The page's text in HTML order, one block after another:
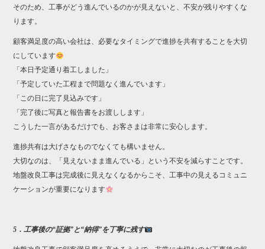
そのため、工事がどう進んでいるのかが見えないと、不安が残りやすくな
ります。
顧客満足度の高い会社は、必要なタイミングで進捗を共有することを大切
にしています
「本日予定通り着工しました」
「予定していた工程まで問題なく進んでいます」
「この日に完了見込みです」
「完了後に写真と報告書をお渡しします」
こうした一言があるだけでも、お客さまは非常に安心します。
進捗共有は大げさなものでなくても構いません。
大切なのは、「見えないまま進んでいる」という不安を減らすことです。
地盤改良工事は完成後に見えなくなるからこそ、工事中の見えるコミュニ
ケーションが重要になります
5．工事後の“証拠”と“納得”を丁寧に残す